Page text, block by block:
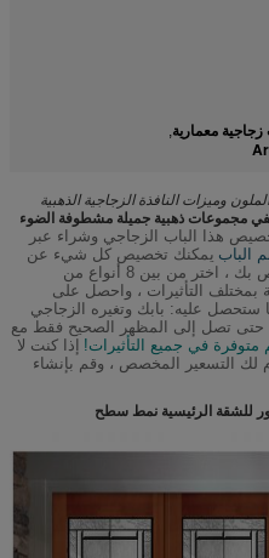
معمارية,
وميزات النافذة الزجاجية الذهبية
مجموعات ذهبية جميلة مشطوفة الضوء
هذا الباب الزجاجي وشراء عبر
الباب يمكنك تخصيص كل شيء عن
حدد الحجم الخاص بك ، اختر من بين 8 أنواع من
بمختلف التأثيرات ، واحصل على
ستحصل عليه: بابك وتغيره الزجاجي
تصل إلى المظهر الصحيح فقط مع
متوفرة في جميع التأثيرات! إذا كنت لا
لك التسعير المخصص ، وقم بإنشاء
للشقة الرئيسية نمط سطح